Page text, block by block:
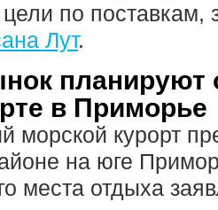
по поставкам,
Лут.
планируют
в Приморье
морской курорт
на юге
места отдыха